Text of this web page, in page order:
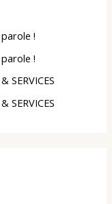
!
!
SERVICES
SERVICES